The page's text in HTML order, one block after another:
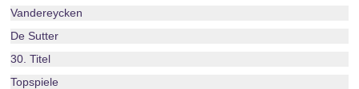
Vandereycken
De Sutter
30. Titel
Topspiele